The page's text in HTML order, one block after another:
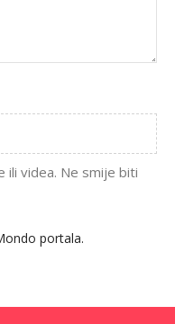
videa. Ne smije biti
portala.